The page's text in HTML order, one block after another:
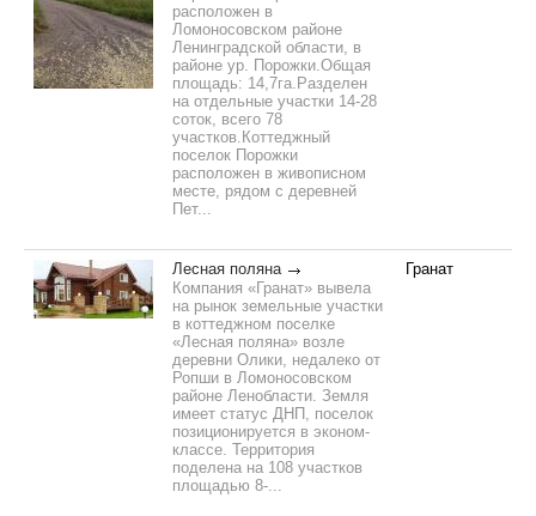
расположен в
Ломоносовском районе
Ленинградской области, в
районе ур. Порожки.Общая
площадь: 14,7га.Разделен
на отдельные участки 14-28
соток, всего 78
участков.Коттеджный
поселок Порожки
расположен в живописном
месте, рядом с деревней
Пет...
Лесная поляна
Компания «Гранат» вывела
на рынок земельные участки
в коттеджном поселке
«Лесная поляна» возле
деревни Олики, недалеко от
Ропши в Ломоносовском
районе Ленобласти. Земля
имеет статус ДНП, поселок
позиционируется в эконом-
классе. Территория
поделена на 108 участков
площадью 8-...
Гранат